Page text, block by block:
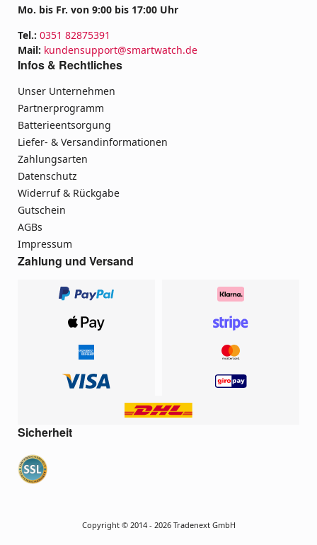
Mo. bis Fr. von 9:00 bis 17:00 Uhr
Tel.: 0351 82875391
Mail: kundensupport@smartwatch.de
Infos & Rechtliches
Unser Unternehmen
Partnerprogramm
Batterieentsorgung
Liefer- & Versandinformationen
Zahlungsarten
Datenschutz
Widerruf & Rückgabe
Gutschein
AGBs
Impressum
Zahlung und Versand
Sicherheit
Copyright © 2014 - 2026 Tradenext GmbH